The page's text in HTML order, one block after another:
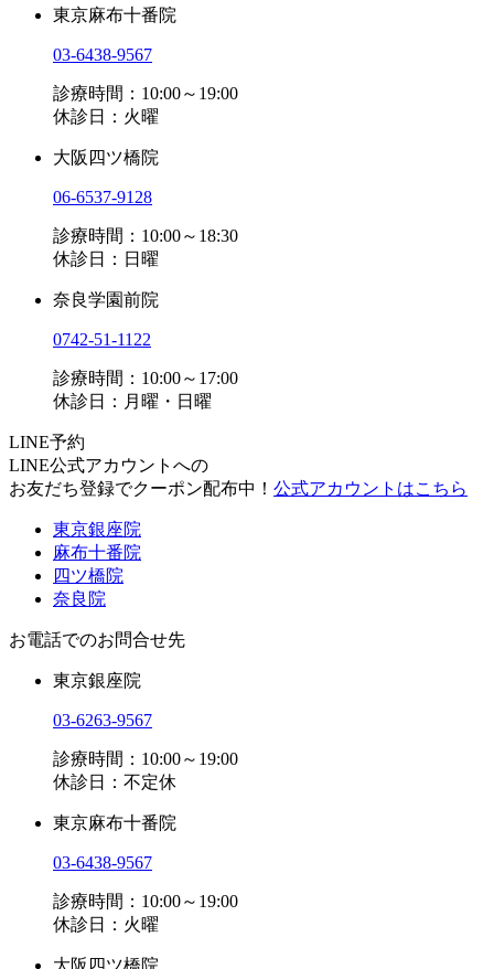
東京麻布十番院
03-6438-9567
診療時間：10:00～19:00
休診日：火曜
大阪四ツ橋院
06-6537-9128
診療時間：10:00～18:30
休診日：日曜
奈良学園前院
0742-51-1122
診療時間：10:00～17:00
休診日：月曜・日曜
LINE予約
LINE公式アカウントへの
お友だち登録でクーポン配布中！ 公式アカウントはこちら
東京銀座院
麻布十番院
四ツ橋院
奈良院
お電話でのお問合せ先
東京銀座院
03-6263-9567
診療時間：10:00～19:00
休診日：不定休
東京麻布十番院
03-6438-9567
診療時間：10:00～19:00
休診日：火曜
大阪四ツ橋院